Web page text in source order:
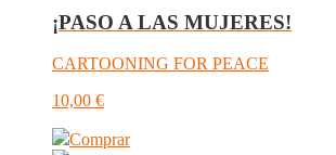
¡PASO A LAS MUJERES!
CARTOONING FOR PEACE
10,00 €
Comprar